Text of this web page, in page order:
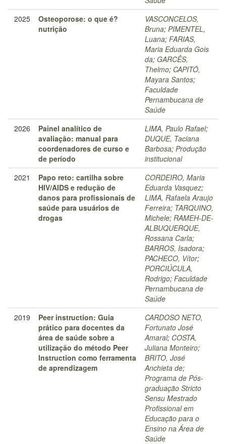
2025
Osteoporose: o que é?
nutrição
VASCONCELOS,
Bruna; PIMENTEL,
Luana; FARIAS,
Maria Eduarda Gois
da; GARCÊS,
Thelmo; CAPITÓ,
Mayara Santos;
Faculdade
Pernambucana de
Saúde
2026
Painel analítico de
avaliação: manual para
coordenadores de curso e
de período
LIMA, Paulo Rafael;
DUQUE, Taciana
Barbosa; Produção
institucional
2021
Papo reto: cartilha sobre
HIV/AIDS e redução de
danos para profissionais de
saúde para usuários de
drogas
CORDEIRO, Maria
Eduarda Vasquez;
LIMA, Rafaela Araujo
Ferreira; TARQUINO,
Michele; RAMEH-DE-
ALBUQUERQUE,
Rossana Carla;
BARROS, Isadora;
PACHECO, Vítor;
PORCIÚCULA,
Rodrigo; Faculdade
Pernambucana de
Saúde
2019
Peer instruction: Guia
prático para docentes da
área de saúde sobre a
utilização do método Peer
Instruction como ferramenta
de aprendizagem
CARDOSO NETO,
Fortunato José
Amaral; COSTA,
Juliana Monteiro;
BRITO, José
Anchieta de;
Programa de Pós-
graduação Stricto
Sensu Mestrado
Profissional em
Educação para o
Ensino na Área de
Saúde